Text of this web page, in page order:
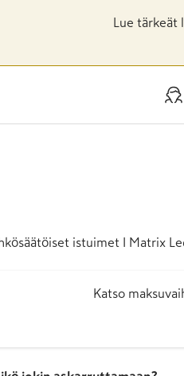
Lue
istuimet I Matrix
Katso